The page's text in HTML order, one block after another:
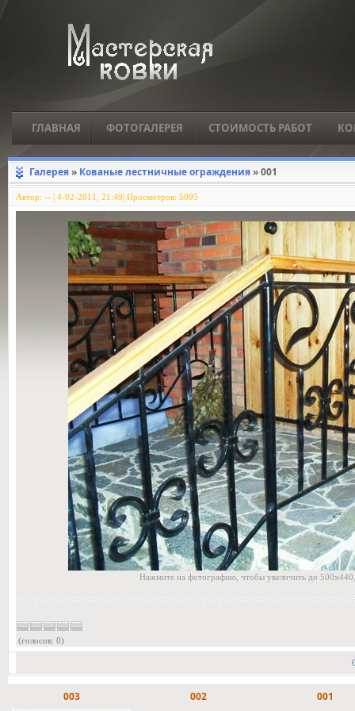
ГЛАВНАЯ ФОТОГАЛЕРЕЯ СТОИМОСТЬ РАБОТ
Галерея» Кованые лестничные ограждения» 001
Автор: -- | 4-02-2011, 21:49| Просмотров: 5095
Нажмите на фотографию, чтобы увеличить до
(голосов: 0)
003 002 001